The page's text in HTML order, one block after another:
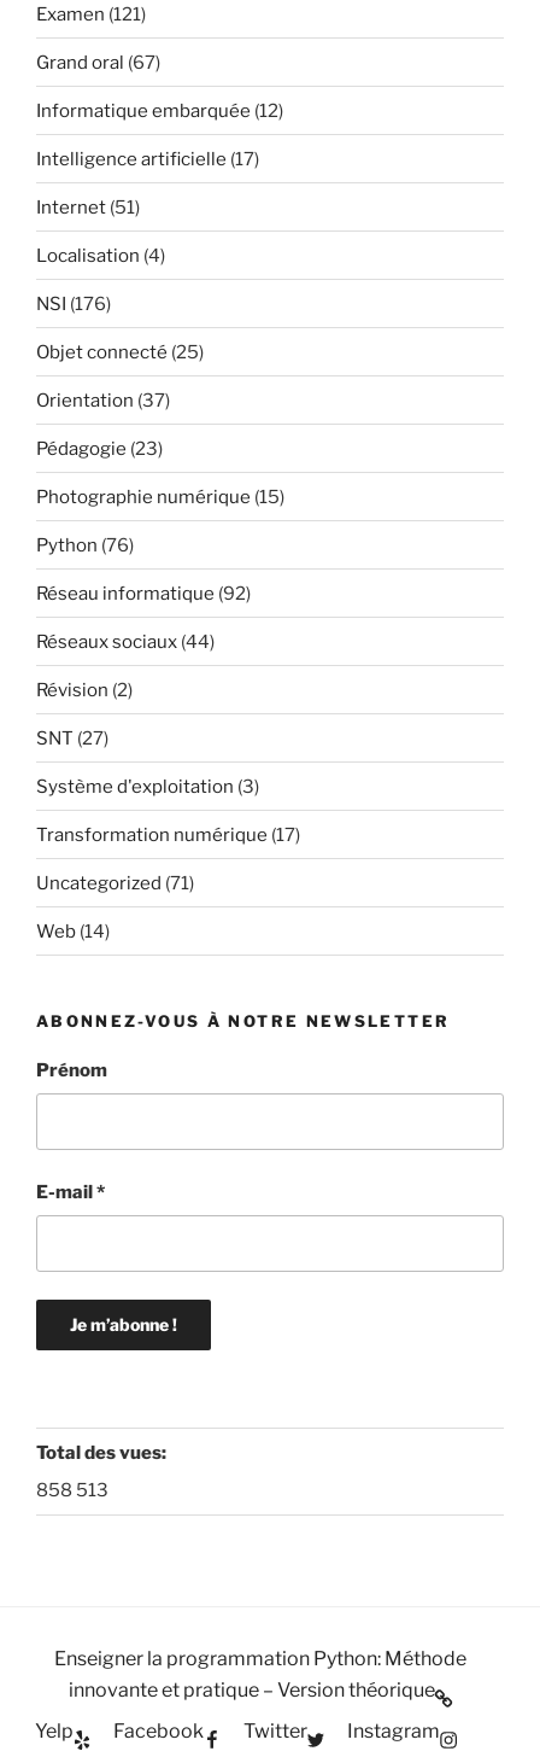
Examen (121)
Grand oral (67)
Informatique embarquée (12)
Intelligence artificielle (17)
Internet (51)
Localisation (4)
NSI (176)
Objet connecté (25)
Orientation (37)
Pédagogie (23)
Photographie numérique (15)
Python (76)
Réseau informatique (92)
Réseaux sociaux (44)
Révision (2)
SNT (27)
Système d'exploitation (3)
Transformation numérique (17)
Uncategorized (71)
Web (14)
ABONNEZ-VOUS À NOTRE NEWSLETTER
Prénom
E-mail*
Total des vues:
858 513
Enseigner la programmation Python: Méthode
innovante et pratique – Version théorique
Yelp
Facebook Twitter Instagram